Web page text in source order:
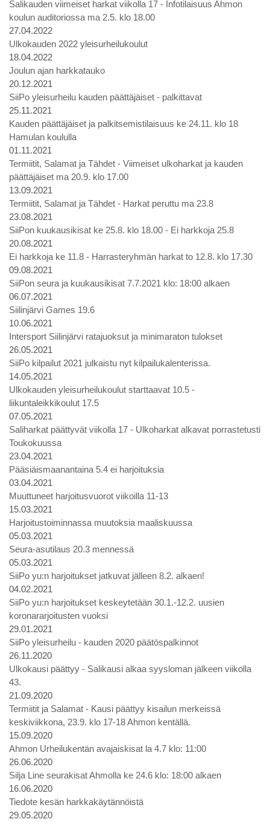
Salikauden viimeiset harkat viikolla 17 - Infotilaisuus Ahmon
koulun auditoriossa ma 2.5. klo 18.00
27.04.2022
Ulkokauden 2022 yleisurheilukoulut
18.04.2022
Joulun ajan harkkatauko
20.12.2021
SiiPo yleisurheilu kauden päättäjäiset - palkittavat
25.11.2021
Kauden päättäjäiset ja palkitsemistilaisuus ke 24.11. klo 18
Hamulan koululla
01.11.2021
Termiitit, Salamat ja Tähdet - Viimeiset ulkoharkat ja kauden
päättäjäiset ma 20.9. klo 17.00
13.09.2021
Termiitit, Salamat ja Tähdet - Harkat peruttu ma 23.8
23.08.2021
SiiPon kuukausikisat ke 25.8. klo 18.00 - Ei harkkoja 25.8
20.08.2021
Ei harkkoja ke 11.8 - Harrasteryhmän harkat to 12.8. klo 17.30
09.08.2021
SiiPon seura ja kuukausikisat 7.7.2021 klo: 18:00 alkaen
06.07.2021
Siilinjärvi Games 19.6
10.06.2021
Intersport Siilinjärvi ratajuoksut ja minimaraton tulokset
26.05.2021
SiiPo kilpailut 2021 julkaistu nyt kilpailukalenterissa.
14.05.2021
Ulkokauden yleisurheilukoulut starttaavat 10.5 -
liikuntaleikkikoulut 17.5
07.05.2021
Saliharkat päättyvät viikolla 17 - Ulkoharkat alkavat porrastetusti
Toukokuussa
23.04.2021
Pääsiäismaanantaina 5.4 ei harjoituksia
03.04.2021
Muuttuneet harjoitusvuorot viikoilla 11-13
15.03.2021
Harjoitustoiminnassa muutoksia maaliskuussa
05.03.2021
Seura-asutilaus 20.3 mennessä
05.03.2021
SiiPo yu:n harjoitukset jatkuvat jälleen 8.2. alkaen!
04.02.2021
SiiPo yu:n harjoitukset keskeytetään 30.1.-12.2. uusien
koronararjoitusten vuoksi
29.01.2021
SiiPo yleisurheilu - kauden 2020 päätöspalkinnot
26.11.2020
Ulkokausi päättyy - Salikausi alkaa syysloman jälkeen viikolla
43.
21.09.2020
Termiitit ja Salamat - Kausi päättyy kisailun merkeissä
keskiviikkona, 23.9. klo 17-18 Ahmon kentällä.
15.09.2020
Ahmon Urheilukentän avajaiskisat la 4.7 klo: 11:00
26.06.2020
Silja Line seurakisat Ahmolla ke 24.6 klo: 18:00 alkaen
16.06.2020
Tiedote kesän harkkakäytännöistä
29.05.2020